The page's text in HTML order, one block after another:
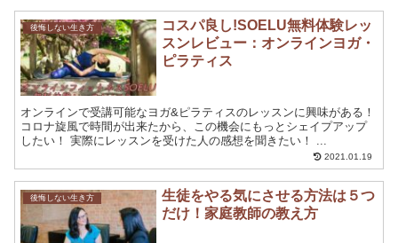
後悔しない生き方
コスパ良し!SOELU無料体験レッ
スンレビュー：オンラインヨガ・
ピラティス
オンラインで受講可能なヨガ&ピラティスのレッスンに興味がある！
コロナ旋風で時間が出来たから、この機会にもっとシェイプアップ
したい！ 実際にレッスンを受けた人の感想を聞きたい！ ...
2021.01.19
後悔しない生き方
生徒をやる気にさせる方法は５つ
だけ！家庭教師の教え方